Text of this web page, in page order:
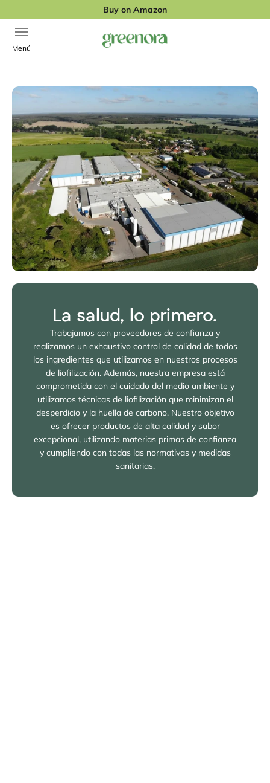
Buy on Amazon
Open navigation menu
Menú
Greenora
La salud, lo primero.
Trabajamos con proveedores de confianza y
realizamos un exhaustivo control de calidad de todos
los ingredientes que utilizamos en nuestros procesos
de liofilización. Además, nuestra empresa está
comprometida con el cuidado del medio ambiente y
utilizamos técnicas de liofilización que minimizan el
desperdicio y la huella de carbono. Nuestro objetivo
es ofrecer productos de alta calidad y sabor
excepcional, utilizando materias primas de confianza
y cumpliendo con todas las normativas y medidas
sanitarias.